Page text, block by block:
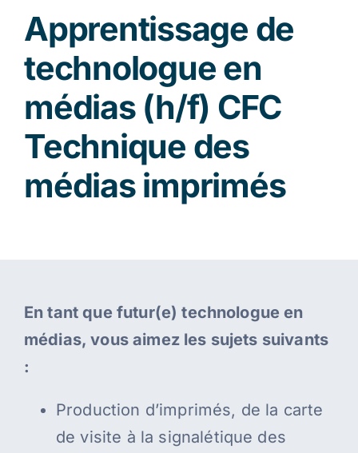
Apprentissage de
technologue en
médias (h/f) CFC
Technique des
médias imprimés
En tant que futur(e) technologue en
médias, vous aimez les sujets suivants
:
Production d’imprimés, de la carte
de visite à la signalétique des